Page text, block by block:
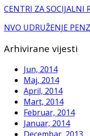
CENTRI ZA SOCIJALNI
NVO UDRUŽENJE
Arhivirane vijesti
Jun, 2014
Maj, 2014
April, 2014
Mart, 2014
Februar, 2014
Januar, 2014
Decembar, 2013